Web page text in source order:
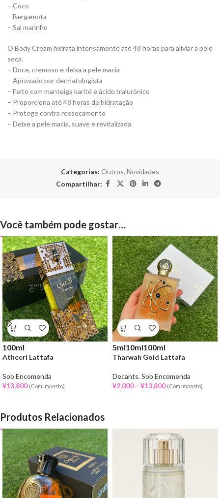
– Coco
– Bergamota
– Sal marinho
O Body Cream hidrata intensamente até 48 horas para aliviar a pele
seca.
– Doce, cremoso e deixa a pele macia
– Aprovado por dermatologista
– Feito com manteiga karité e ácido hialurônico
– Proporciona até 48 horas de hidratação
– Protege contra ressecamento
– Deixe a pele macia, suave e revitalizada
Categorias: Outros, Novidades
Compartilhar:
Você também pode gostar…
100ml
Atheeri Lattafa
Sob Encomenda
¥13,800 (Com Imposto)
5ml10ml100ml
Tharwah Gold Lattafa
Decants, Sob Encomenda
¥2,000 – ¥13,800 (Com Imposto)
Produtos Relacionados